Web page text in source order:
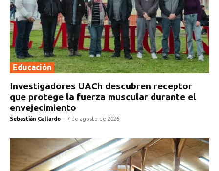
Educación
Investigadores UACh descubren receptor
que protege la fuerza muscular durante el
envejecimiento
Sebastián Gallardo - 7 de agosto de 2026